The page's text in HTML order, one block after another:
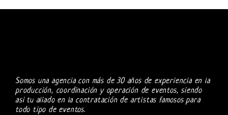
Somos una agencia con más de 30 años de experiencia en la
producción, coordinación y operación de eventos, siendo
asi tu aliado en la contratación de artistas famosos para
todo tipo de eventos.